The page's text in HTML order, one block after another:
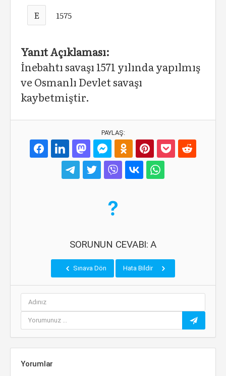
E 1575
Yanıt Açıklaması:
İnebahtı savaşı 1571 yılında yapılmış
ve Osmanlı Devlet savaşı
kaybetmiştir.
PAYLAŞ:
SORUNUN CEVABI: A
Sınava Dön Hata Bildir
Yorumlar